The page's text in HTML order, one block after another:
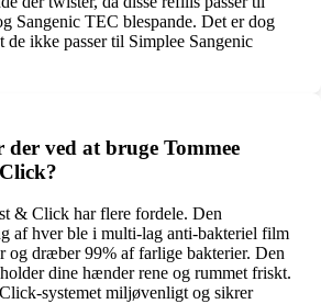
Sangenic TEC blespande. Det er dog
ikke passer til Simplee Sangenic
ved at bruge Tommee
& Click har flere fordele. Den
af hver ble i multi-lag anti-bakteriel film
og dræber 99% af farlige bakterier. Den
dine hænder rene og rummet friskt.
systemet miljøvenligt og sikrer